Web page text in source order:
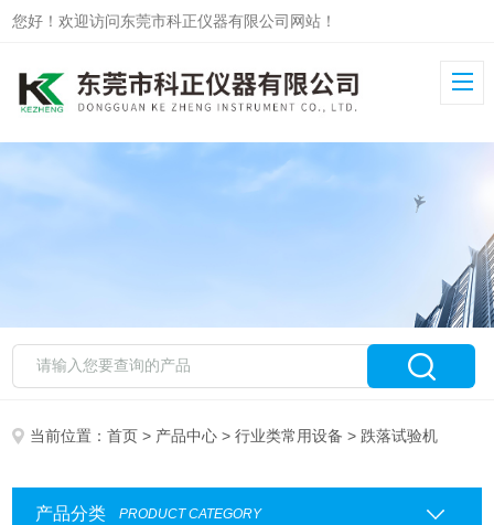
您好！欢迎访问东莞市科正仪器有限公司网站！
当前位置：首页 > 产品中心 >行业类常用设备 > 跌落试验机
产品分类 PRODUCT CATEGORY